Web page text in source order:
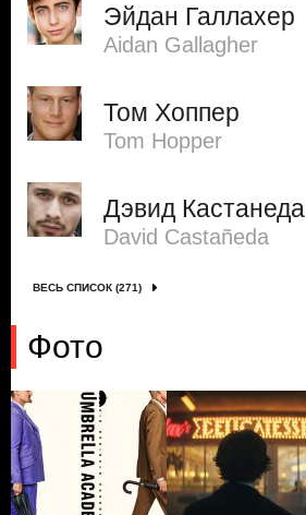
Эйдан Галлахер
Aidan Gallagher
Том Хоппер
Tom Hopper
Дэвид Кастанеда
David Castañeda
ВЕСЬ СПИСОК (271)
Фото